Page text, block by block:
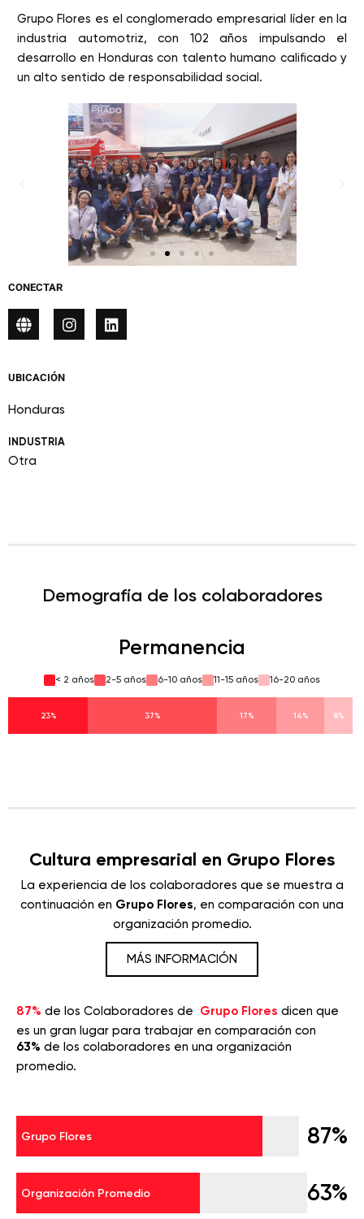
Grupo Flores es el conglomerado empresarial líder en la
industria automotriz, con 102 años impulsando el
desarrollo en Honduras con talento humano calificado y
un alto sentido de responsabilidad social.
INDUSTRIA
Otra
UBICACIÓN
Honduras
CONECTAR
Demografía de los colaboradores
Permanencia
< 2 años 2-5 años 6-10 años 11-15 años 16-20 años
23% 37% 17% 14% 8%
Cultura empresarial en Grupo Flores
La experiencia de los colaboradores que se muestra a
continuación en Grupo Flores, en comparación con una
organización promedio.
MÁS INFORMACIÓN
87% de los Colaboradores de Grupo Flores dicen que
es un gran lugar para trabajar en comparación con
63% de los colaboradores en una organización
promedio.
Grupo Flores 87%
Organización Promedio 63%